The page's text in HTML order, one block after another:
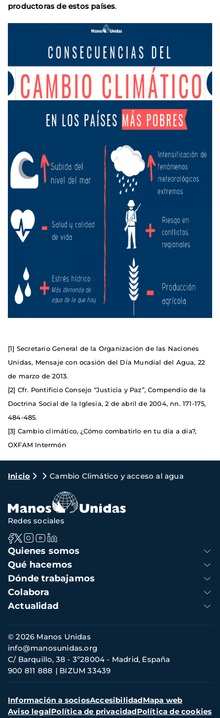
productoras de estos países.
[1] Secretario General de la Organización de las Naciones
Unidas, Mensaje con ocasión del Día Mundial del Agua, 22
de marzo de 2013.
[2] Cfr. Pontificio Consejo “Justicia y Paz”, Compendio de la
Doctrina Social de la Iglesia, 2 de abril de 2004, nn. 171-175,
484-485.
[3] Cambio climático, ¿Cómo combatirlo en tu día a día?,
OXFAM Intermón
Ruta
navegación
Inicio Cambio Climático y acceso al agua
Navegación
principal
Quienes somos
Qué hacemos
Dónde trabajamos
Colabora
Actualidad
Redes sociales
Información
de
contacto
© 2026 Manos Unidas
C/ Barquillo, 38 - 3º28004 - Madrid, España
900 811 888
BIZUM 33439
info@manosunidas.org
Menú
secundario
Información a sociosAccesibilidadMapa web
Aviso legalPolítica de privacidadPolítica de cookies